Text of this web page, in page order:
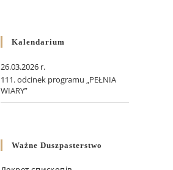
Kalendarium
26.03.2026 r.
111. odcinek programu „PEŁNIA
WIARY”
Ważne Duszpasterstwo